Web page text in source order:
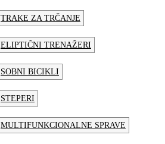
TRAKE ZA TRČANJE
ELIPTIČNI TRENAŽERI
SOBNI BICIKLI
STEPERI
MULTIFUNKCIONALNE SPRAVE